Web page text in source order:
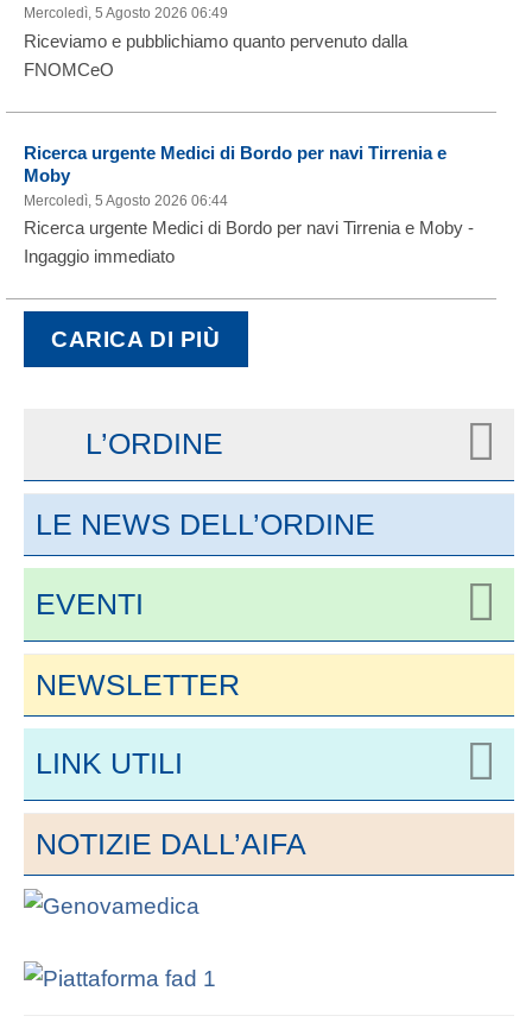
Mercoledì, 5 Agosto 2026 06:49
Riceviamo e pubblichiamo quanto pervenuto dalla
FNOMCeO
Ricerca urgente Medici di Bordo per navi Tirrenia e
Moby
Mercoledì, 5 Agosto 2026 06:44
Ricerca urgente Medici di Bordo per navi Tirrenia e Moby -
Ingaggio immediato
CARICA DI PIÙ
L’ORDINE
LE NEWS DELL’ORDINE
EVENTI
NEWSLETTER
LINK UTILI
NOTIZIE DALL’AIFA